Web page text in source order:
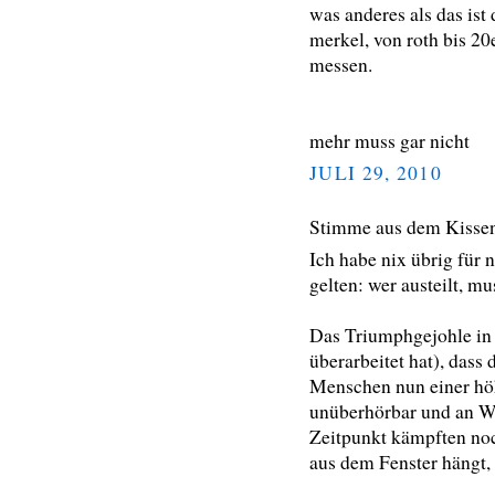
was anderes als das
merkel, von roth bis
messen.
mehr muss gar nicht
JULI 29, 2010
Stimme aus dem
Ich habe nix übrig für
gelten: wer austeilt,
Das Triumphgejohle in
überarbeitet hat),
Menschen nun einer
unüberhörbar und an
Zeitpunkt kämpften
aus dem Fenster